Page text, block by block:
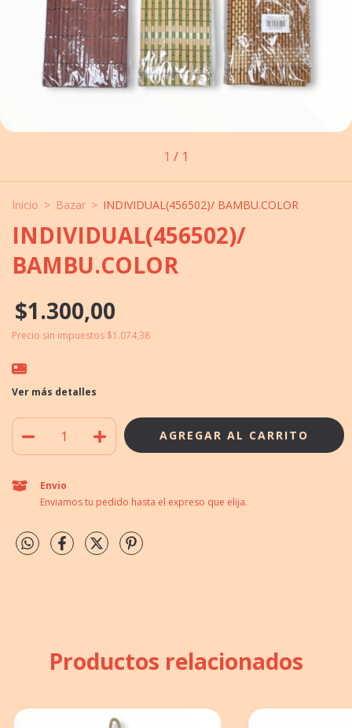
1 / 1
Inicio > Bazar > INDIVIDUAL(456502)/ BAMBU.COLOR
INDIVIDUAL(456502)/
BAMBU.COLOR
$1.300,00
Precio sin impuestos $1.074,38
Ver más detalles
Envio
Enviamos tu pedido hasta el expreso que elija.
Productos relacionados